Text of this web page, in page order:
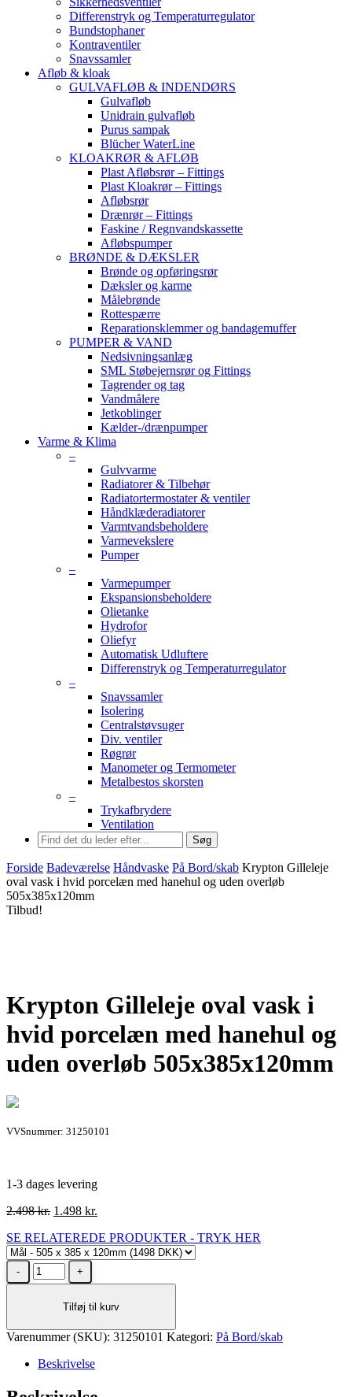
Differenstryk og Temperaturregulator
Bundstophaner
Kontraventiler
Snavssamler
Afløb & kloak
GULVAFLØB & INDENDØRS
Gulvafløb
Unidrain gulvafløb
Purus sampak
Blücher WaterLine
KLOAKRØR & AFLØB
Plast Afløbsrør – Fittings
Plast Kloakrør – Fittings
Afløbsrør
Drænrør – Fittings
Faskine / Regnvandskassette
Afløbspumper
BRØNDE & DÆKSLER
Brønde og opføringsrør
Dæksler og karme
Målebrønde
Rottespærre
Reparationsklemmer og bandagemuffer
PUMPER & VAND
Nedsivningsanlæg
SML Støbejernsrør og Fittings
Tagrender og tag
Vandmålere
Jetkoblinger
Kælder-/drænpumper
Varme & Klima
–
Gulvvarme
Radiatorer & Tilbehør
Radiatortermostater & ventiler
Håndklæderadiatorer
Varmtvandsbeholdere
Varmevekslere
Pumper
–
Varmepumper
Ekspansionsbeholdere
Olietanke
Hydrofor
Oliefyr
Automatisk Udluftere
Differenstryk og Temperaturregulator
–
Snavssamler
Isolering
Centralstøvsuger
Div. ventiler
Røgrør
Manometer og Termometer
Metalbestos skorsten
–
Trykafbrydere
Ventilation
Søg
Forside Badeværelse Håndvaske På Bord/skab Krypton Gilleleje
oval vask i hvid porcelæn med hanehul og uden overløb
505x385x120mm
Tilbud!
Krypton Gilleleje oval vask i
hvid porcelæn med hanehul og
uden overløb 505x385x120mm
VVSnummer: 31250101
1-3 dages levering
2.498kr. Den
pris
var:
2.498 kr..
1.498 kr.
pris
er:
SE RELATEREDE PRODUKTER - TRYK HER
Krypton
Gilleleje
hvid
med
og
Tilføj til kurv
Varenummer (SKU): 31250101 Kategori: På Bord/skab
Beskrivelse